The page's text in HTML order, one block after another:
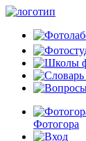
Фотогора